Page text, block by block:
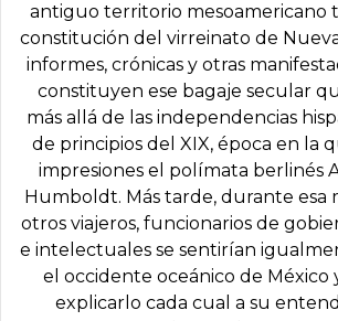
antiguo territorio mesoamericano
constitución del virreinato de Nueva
informes, crónicas y otras
constituyen ese bagaje secular
más allá de las independencias
de principios del XIX, época en la
impresiones el polímata berlinés
Humboldt. Más tarde, durante esa
otros viajeros, funcionarios de
e intelectuales se sentirían
el occidente oceánico de México
explicarlo cada cual a su